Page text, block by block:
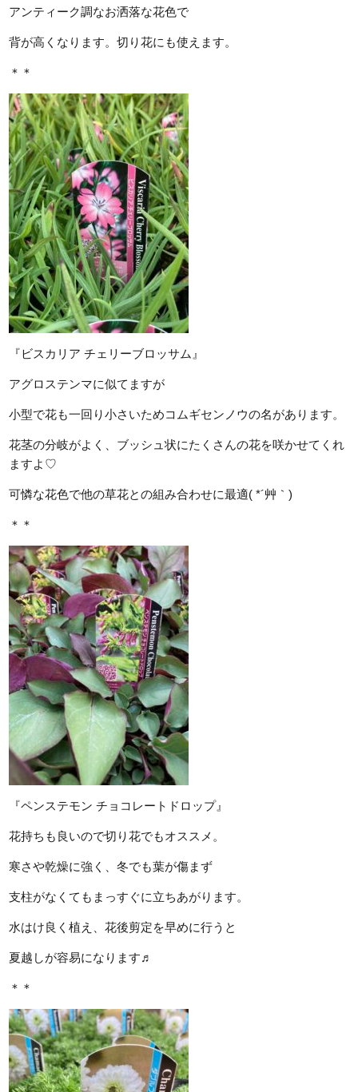
アンティーク調なお洒落な花色で
背が高くなります。切り花にも使えます。
＊＊
『ビスカリア チェリーブロッサム』
アグロステンマに似てますが
小型で花も一回り小さいためコムギセンノウの名があります。
花茎の分岐がよく、ブッシュ状にたくさんの花を咲かせてくれ
ますよ♡
可憐な花色で他の草花との組み合わせに最適( *´艸｀)
＊＊
『ペンステモン チョコレートドロップ』
花持ちも良いので切り花でもオススメ。
寒さや乾燥に強く、冬でも葉が傷まず
支柱がなくてもまっすぐに立ちあがります。
水はけ良く植え、花後剪定を早めに行うと
夏越しが容易になります♬
＊＊